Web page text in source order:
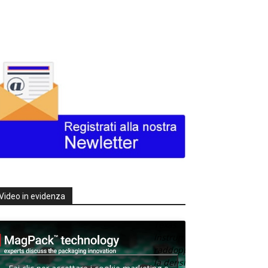
in evidenza
Texas
raddoppia
la densità